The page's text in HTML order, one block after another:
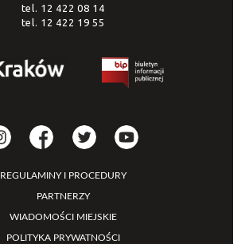
tel. 12 422 08 14
tel. 12 422 19 55
REGULAMINY I PROCEDURY
PARTNERZY
WIADOMOŚCI MIEJSKIE
POLITYKA PRYWATNOŚCI